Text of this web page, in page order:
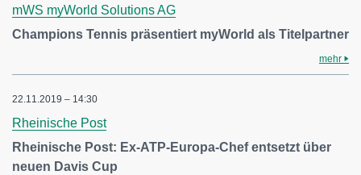
mWS myWorld Solutions AG
Champions Tennis präsentiert myWorld als Titelpartner
mehr
22.11.2019 – 14:30
Rheinische Post
Rheinische Post: Ex-ATP-Europa-Chef entsetzt über
neuen Davis Cup